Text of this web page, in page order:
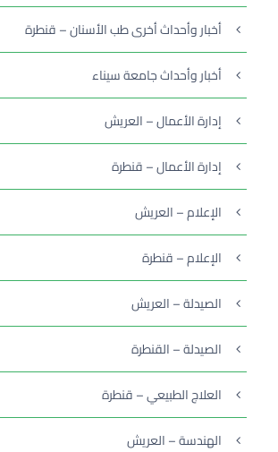
أخبار وأحداث أخرى طب الأسنان – قنطرة
أخبار وأحداث جامعة سيناء
إدارة الأعمال – العريش
إدارة الأعمال – قنطرة
الإعلام – العريش
الإعلام – قنطرة
الصيدلة – العريش
الصيدلة – القنطرة
العلاج الطبيعي – قنطرة
الهندسة – العريش